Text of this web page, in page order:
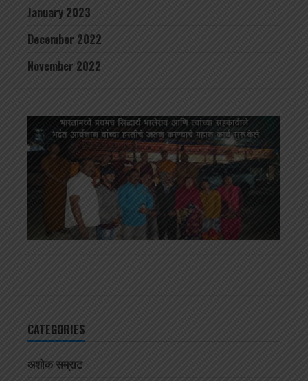
January 2023
December 2022
November 2022
CATEGORIES
अशोक सम्राट